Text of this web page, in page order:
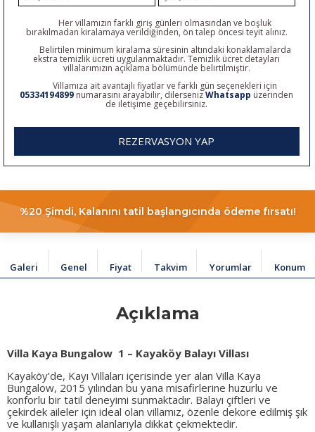
Her villamızın farklı giriş günleri olmasından ve boşluk
bırakılmadan kiralamaya verildiğinden, ön talep öncesi teyit alınız.
Belirtilen minimum kiralama süresinin altındaki konaklamalarda
ekstra temizlik ücreti uygulanmaktadır. Temizlik ücret detayları
villalarımızın açıklama bölümünde belirtilmiştir.
Villamıza ait avantajlı fiyatlar ve farklı gün seçenekleri için
05334194899 numarasını arayabilir, dilersenizWhatsapp üzerinden
de iletişime geçebilirsiniz.
REZERVASYON YAP
%20 Şimdi, Kalanını tatil başlangıcında ödeme fırsatı!
Galeri Genel Fiyat Takvim Yorumlar Konum
Açıklama
Villa Kaya Bungalow 1 – Kayaköy Balayı Villası
Kayaköy’de, Kayı Villaları içerisinde yer alan Villa Kaya
Bungalow, 2015 yılından bu yana misafirlerine huzurlu ve
konforlu bir tatil deneyimi sunmaktadır. Balayı çiftleri ve
çekirdek aileler için ideal olan villamız, özenle dekore edilmiş şık
ve kullanışlı yaşam alanlarıyla dikkat çekmektedir.